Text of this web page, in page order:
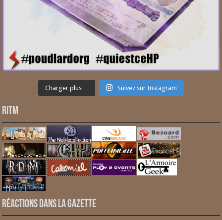
Charger plus… Suivez sur Instagram
RITM
Réactions dans la gazette